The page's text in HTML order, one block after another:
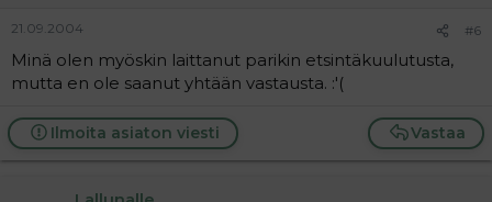
21.09.2004 #6
Minä olen myöskin laittanut parikin etsintäkuulutusta,
mutta en ole saanut yhtään vastausta. :'(
Vastaa
Ilmoita asiaton viesti